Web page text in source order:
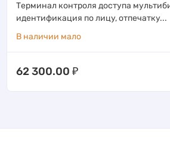
Терминал контроля доступа
идентификация по лицу, отпечатку...
В наличии мало
62 300.00 ₽